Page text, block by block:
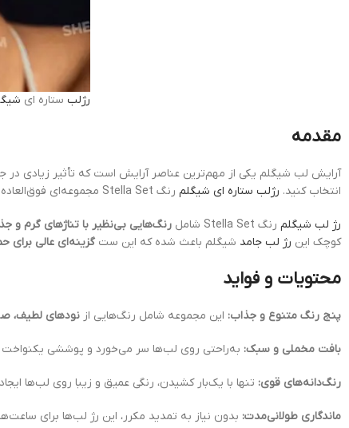
رژلب ستاره ای
مقدمه
آرایش لب شیگلم یکی از مهم‌ترین عناصر آرایش است که تأثیر زیادی در
انتخاب کنید. رژلب ستاره ای شیگلم رنگ Stella Set مجموعه‌ای فوق‌العاده از رژ لب‌های
رژ لب شیگلم رنگ Stella Set شامل رنگ‌هایی بی‌نظیر با تناژهای گرم و
کوچک این رژ لب جامد شیگلم باعث شده که این ست گزینه‌ای عالی
محتویات و فواید
پنج رنگ متنوع و جذاب: این مجموعه شامل رنگ‌هایی از نودهای لطیف،
بافت مخملی و سبک: به‌راحتی روی لب‌ها سر می‌خورد و پوششی یکنواخت
رنگ‌دانه‌های قوی: تنها با یک‌بار کشیدن، رنگی عمیق و زیبا روی لب‌ها
ماندگاری طولانی‌مدت: بدون نیاز به تمدید مکرر، این رژ لب‌ها برای